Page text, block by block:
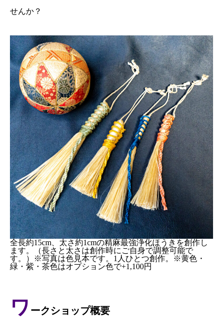
せんか？
全長約15cm、太さ約1cmの精麻最強浄化ほうきを創作し
ます。（長さと太さは創作時にご自身で調整可能で
す。）※写真は色見本です。1人ひとつ創作。※黄色・
緑・紫・茶色はオプション色で+1,100円
ワ ークショップ概要